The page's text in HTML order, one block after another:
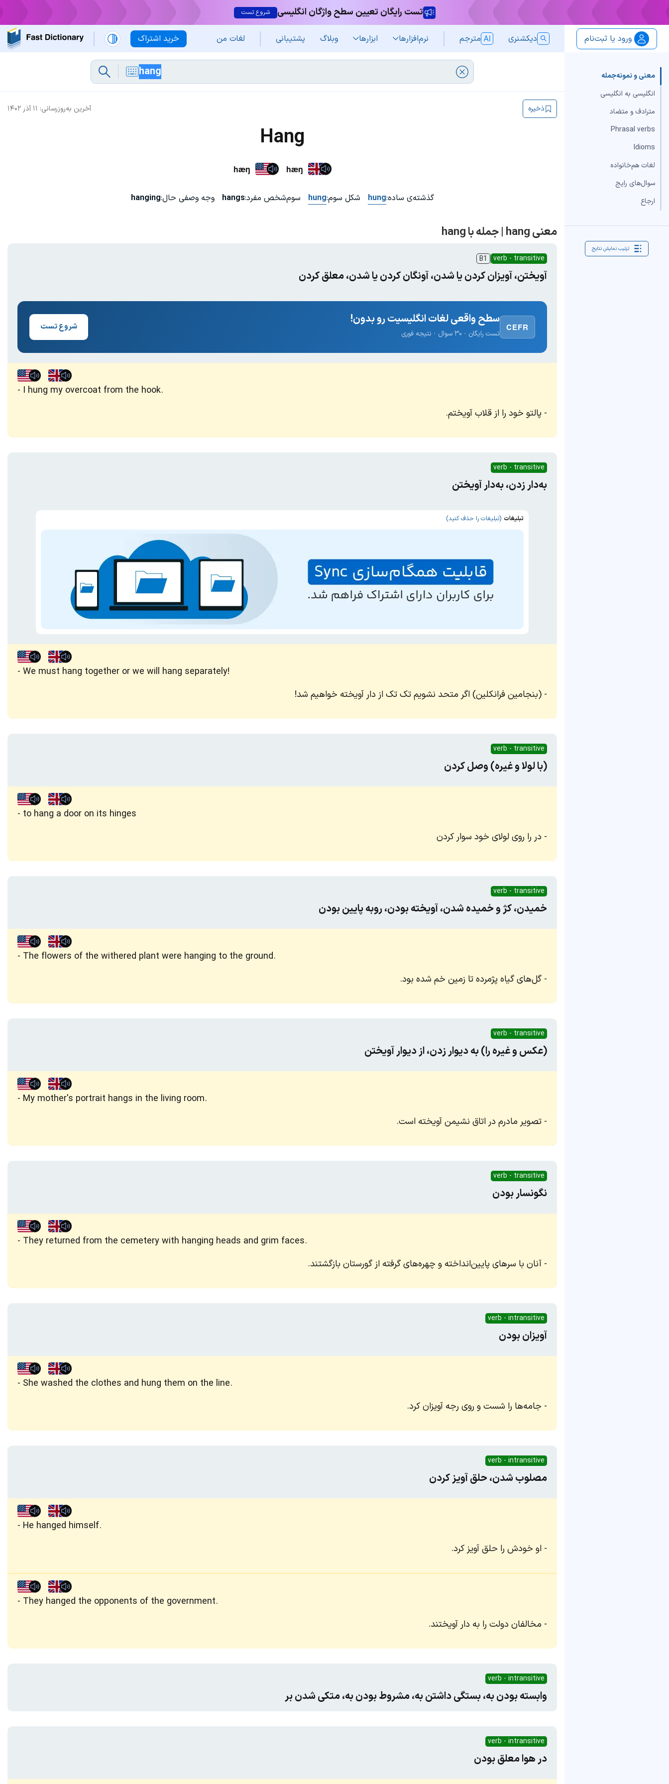
تست رایگان تعیین سطح واژگان انگلیسی شروع تست
خرید اشتراک ورود یا ثبت‌نام دیکشنری مترجم نرم‌افزار‌ها ابزارها وبلاگ پشتیبانی لغات من
معنی و نمونه‌جمله
انگلیسی به انگلیسی
مترادف و متضاد
Phrasal verbs
Idioms
لغات هم‌خانواده
سوال‌های رایج
ارجاع
ترتیب نمایش نتایج
آخرین به‌روزرسانی: ۱۱ آذر ۱۴۰۲ ذخیره
Hang
hæŋ hæŋ
گذشته‌ی ساده:hung شکل سوم:hung سوم‌شخص مفرد:hangs وجه وصفی حال:hanging
معنی hang | جمله با hang
verb - transitive
B1
آویختن، آویزان کردن یا شدن، آونگان کردن یا شدن، معلق کردن
CEFR
سطح واقعی لغات انگلیسیت رو بدون!
تست رایگان · ۳۰ سوال · نتیجه فوری
شروع تست
I hung my overcoat from the hook.
پالتو خود را از قلاب آویختم.
verb - transitive
به‌دار زدن، به‌دار آویختن
تبلیغات (تبلیغات را حذف کنید)
We must hang together or we will hang separately!
(بنجامین فرانکلین) اگر متحد نشویم تک تک از دار آویخته خواهیم شد!
verb - transitive
(با لولا و غیره) وصل کردن
to hang a door on its hinges
در را روی لولای خود سوار کردن
verb - transitive
خمیدن، کژ و خمیده شدن، آویخته بودن، روبه پایین بودن
The flowers of the withered plant were hanging to the ground.
گل‌های گیاه پژمرده تا زمین خم شده بود.
verb - transitive
(عکس و غیره را) به دیوار زدن، از دیوار آویختن
My mother's portrait hangs in the living room.
تصویر مادرم در اتاق نشیمن آویخته است.
verb - transitive
نگونسار بودن
They returned from the cemetery with hanging heads and grim faces.
آنان با سرهای پایین‌انداخته و چهره‌های گرفته از گورستان بازگشتند.
verb - intransitive
آویزان بودن
She washed the clothes and hung them on the line.
جامه‌ها را شست و روی رجه آویزان کرد.
verb - intransitive
مصلوب شدن، حلق آویز کردن
He hanged himself.
او خودش را حلق آویز کرد.
They hanged the opponents of the government.
مخالفان دولت را به دار آویختند.
verb - intransitive
وابسته بودن به، بستگی داشتن به، مشروط بودن به، متکی شدن بر
verb - intransitive
در هوا معلق بودن